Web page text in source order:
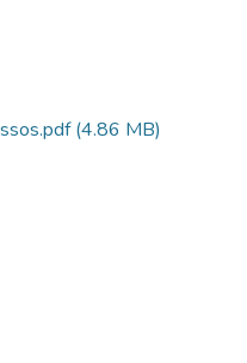
(4.86 MB)